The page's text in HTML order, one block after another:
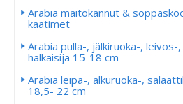
Arabia maitokannut &
kaatimet
Arabia pulla-, jälkiruoka-,
halkaisija 15-18 cm
Arabia leipä-, alkuruoka-,
18,5- 22 cm